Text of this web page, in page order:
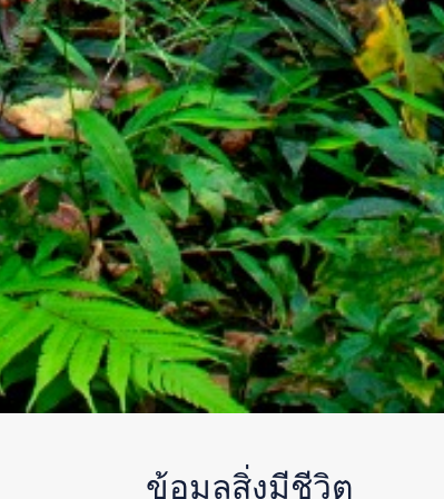
ข้อมูลสิ่งมีชีวิต